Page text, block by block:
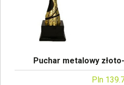
Puchar metalowy
Pln